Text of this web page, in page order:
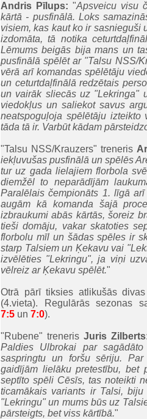
Andris Pīlups: "Apsveicu visu
kārtā - pusfinālā. Loks
visiem, kas kaut ko ir sasnieguši
izdomāta, tā notika
Lēmums beigās bija mans un
pusfinālā spēlēt ar "Talsu NSS/
vērā arī komandas spēlētāju
un ceturtdaļfinālā redzētais
un vairāk sliecās uz "Lekringa"
viedokļus un saliekot savus
neatspoguļoja spēlētāju
tāda tā ir. Varbūt kādam
"Talsu NSS/Krauzers" treneris
iekļuvušas pusfinālā un spēlēs
tur uz gada lielajiem florbola
diemžēl to neparādījām
Paralēlais čempionāts 1. līgā
augām kā komanda šajā
izbraukumi abās kārtās, šoreiz
tieši domāju, vakar skatoties
florbolu mīl un šādas spēles ir
starp Talsiem un Ķekavu vai
izvēlēties "Lekringu", ja viņi
vēlreiz ar Ķekavu spēlēt."
Otrā pārī tiksies atlikušās
(4.vieta). Regulārās sezonas
7:5 un 7:0).
"Rubene" treneris Juris Zilberts
Paldies Ulbrokai par
saspringtu un foršu sēriju.
gaidījām lielāku pretestību, bet
septīto spēli Cēsīs, tas noteikti
ticamākais variants ir Talsi,
"Lekringu" un mums būs uz
pārsteigts, bet viss kārtībā."